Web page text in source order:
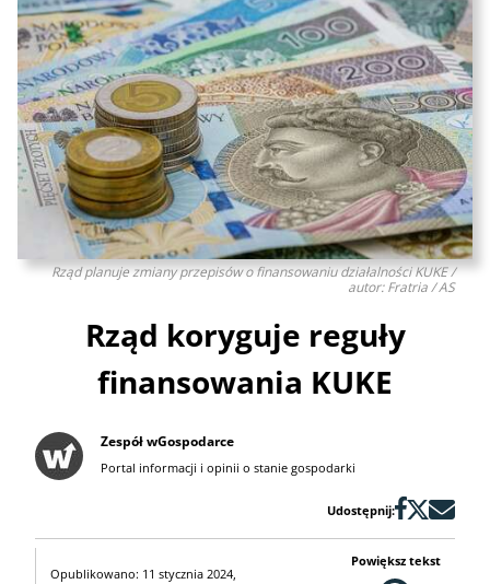
Rząd planuje zmiany przepisów o finansowaniu działalności KUKE /
autor: Fratria / AS
Rząd koryguje reguły
finansowania KUKE
Zespół wGospodarce
Portal informacji i opinii o stanie gospodarki
Udostępnij:
Opublikowano: 11 stycznia 2024,
Powiększ tekst